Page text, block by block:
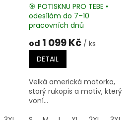
🎯 POTISKNU PRO TEBE •
odesílám do 7–10
pracovních dnů
od 1 099 Kč / ks
DETAIL
Velká americká motorka,
starý rukopis a motiv, který
voní...